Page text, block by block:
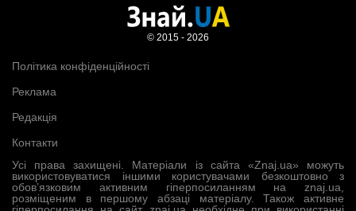
Усі права захищені. Матеріали із сайта «Znaj.ua» можуть
використовуватися іншими користувачами безкоштовно з
обов’язковим активним гіперпосиланням на znaj.ua,
розміщеним в першому абзаці матеріалу. Також активне
Політика конфіденційності
Реклама
Редакція
Контакти
© 2015 - 2026